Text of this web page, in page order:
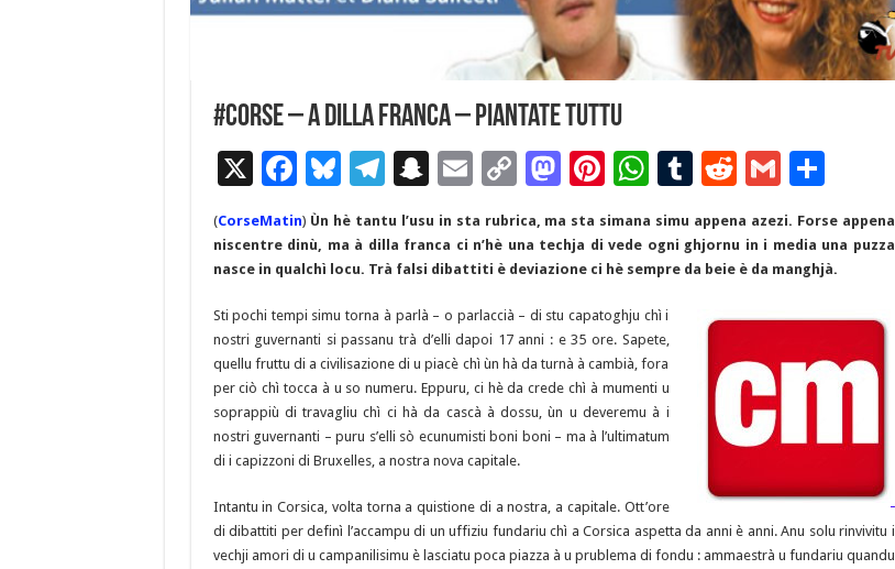
#corse – A dilla franca – Piantate tuttu
X F
ac
e
b
o
o
k
Bl
u
es
ky
T
el
e
gr
a
m
S
n
a
p
c
h
at
E
m
ai
l
C
o
p
y
Li
n
k
M
to
d
o
n
Pi
nt
er
es
t
W
h
at
sA
p
p
T
m
bl
R
d
di
t
G
m
ai
l
P
ta
g
er
(CorseMatin) Ùn hè tantu l’usu in sta rubrica, ma sta simana simu appena azezi. Forse appena
niscentre dinù, ma à dilla franca ci n’hè una techja di vede ogni ghjornu in i media una puzza
nasce in qualchì locu. Trà falsi dibattiti è deviazione ci hè sempre da beie è da manghjà.
Sti pochi tempi simu torna à parlà – o parlaccià – di stu capatoghju chì i
nostri guvernanti si passanu trà d’elli dapoi 17 anni : e 35 ore. Sapete,
quellu fruttu di a civilisazione di u piacè chì ùn hà da turnà à cambià, fora
per ciò chì tocca à u so numeru. Eppuru, ci hè da crede chì à mumenti u
soprappiù di travagliu chì ci hà da cascà à dossu, ùn u deveremu à i
nostri guvernanti – puru s’elli sò ecunumisti boni boni – ma à l’ultimatum
di i capizzoni di Bruxelles, a nostra nova capitale.
Intantu in Corsica, volta torna a quistione di a nostra, a capitale. Ott’ore
di dibattiti per definì l’accampu di un uffiziu fundariu chì a Corsica aspetta da anni è anni. Anu solu rinvivitu i
vechji amori di u campanilisimu è lasciatu poca piazza à u prublema di fondu : ammaestrà u fundariu quandu